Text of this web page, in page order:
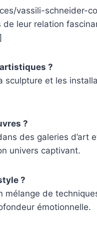
vassili-schneider-
leur relation
?
sculpture et les
?
des galeries d’art
univers captivant.
?
mélange de
émotionnelle.